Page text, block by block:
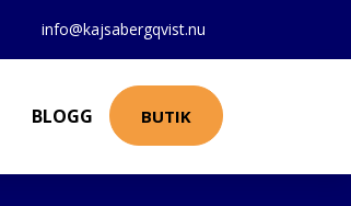
info@kajsabergqvist.nu
BLOGG BUTIK